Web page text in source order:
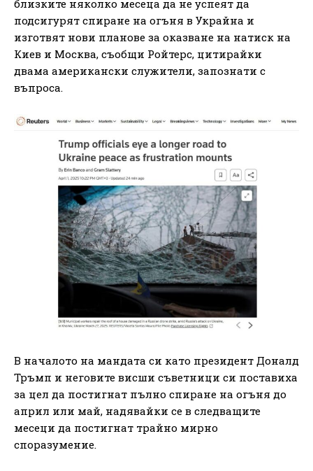
близките няколко месеца да не успеят да
подсигурят спиране на огъня в Украйна и
изготвят нови планове за оказване на натиск на
Киев и Москва, съобщи Ройтерс, цитирайки
двама американски служители, запознати с
въпроса.
В началото на мандата си като президент Доналд
Тръмп и неговите висши съветници си поставиха
за цел да постигнат пълно спиране на огъня до
април или май, надявайки се в следващите
месеци да постигнат трайно мирно
споразумение.